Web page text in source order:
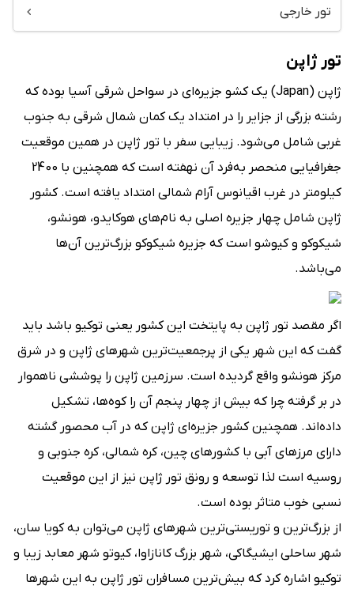
تور خارجی
تور ژاپن
ژاپن (Japan) یک کشو جزیره‌ای در سواحل شرقی آسیا بوده که
رشته بزرگی از جزایر را در امتداد یک کمان شمال شرقی به جنوب
غربی شامل می‌شود. زیبایی سفر با تور ژاپن در همین موقعیت
جغرافیایی منحصر به‌فرد آن نهفته است که همچنین با 2400
کیلومتر در غرب اقیانوس آرام شمالی امتداد یافته است. کشور
ژاپن شامل چهار جزیره اصلی به نام‌های هوکایدو، هونشو،
شیکوکو و کیوشو است که جزیره شیکوکو بزرگ‌ترین آن‌ها
می‌باشد.
اگر مقصد تور ژاپن به پایتخت این کشور یعنی توکیو باشد باید
گفت که این شهر یکی از پرجمعیت‌ترین شهرهای ژاپن و در شرق
مرکز هونشو واقع گردیده است. سرزمین ژاپن را پوششی ناهموار
در بر گرفته چرا که بیش از چهار پنجم آن را کوه‌ها، تشکیل
داده‌اند. همچنین کشور جزیره‌ای ژاپن که در آب محصور گشته
دارای مرزهای آبی با کشورهای چین، کره شمالی، کره جنوبی و
روسیه است لذا توسعه و رونق تور ژاپن نیز از این موقعیت
نسبی خوب متاثر بوده است.
از بزرگ‌ترین و توریستی‌ترین شهرهای ژاپن می‌توان به کویا سان،
شهر ساحلی ایشیگاکی، شهر بزرگ کانازاوا، کیوتو شهر معابد زیبا و
توکیو اشاره کرد که بیش‌ترین مسافران تور ژاپن به این شهرها